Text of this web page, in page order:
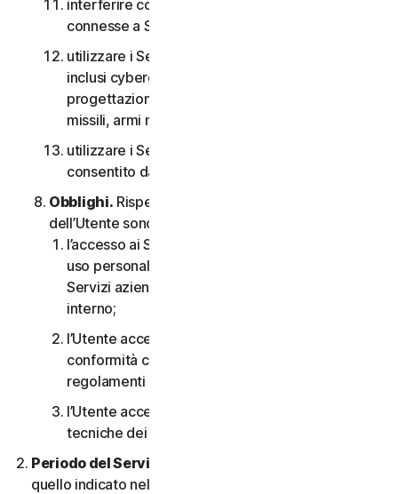
interferire con o interrompere server o reti
connesse a Software o Servizi;
utilizzare i Servizi per qualsiasi scopo militare,
inclusi cyberguerra, sviluppo di armi,
progettazione, fabbricazione o produzione di
missili, armi nucleari, chimiche o biologiche;
utilizzare i Servizi in qualsiasi modo non
consentito dal CLS.
Obblighi. Rispetto all’uso del Servizio, gli obblighi
dell’Utente sono i seguenti:
l’accesso ai Servizi per i consumatori è solo per
uso personale o domestico oppure, nel caso dei
Servizi aziendali, è solo per uso aziendale
interno;
l’Utente accetta di utilizzare i Servizi in
conformità con il CLS e tutte le leggi e i
regolamenti applicabili;
l’Utente accetta di rispettare tutte le limitazioni
tecniche dei Servizi e/o del Software.
Periodo del Servizio.
quello indicato nella Documentazione o nella